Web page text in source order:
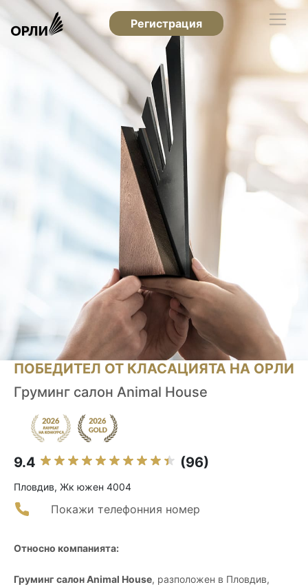
Регистрация
ПОБЕДИТЕЛ ОТ КЛАСАЦИЯТА НА ОРЛИ
Груминг салон Animal House
9.4 (96)
Пловдив, Жк южен 4004
Покажи телефонния номер
Относно компанията:
Груминг салон Animal House, разположен в Пловдив,